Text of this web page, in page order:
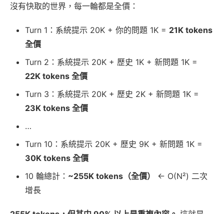
沒有快取的世界，每一輪都是全價：
Turn 1：系統提示 20K + 你的問題 1K = 21K tokens
全價
Turn 2：系統提示 20K + 歷史 1K + 新問題 1K =
22K tokens 全價
Turn 3：系統提示 20K + 歷史 2K + 新問題 1K =
23K tokens 全價
…
Turn 10：系統提示 20K + 歷史 9K + 新問題 1K =
30K tokens 全價
10 輪總計： ~255K tokens（全價）
← O(N²) 二次
增長